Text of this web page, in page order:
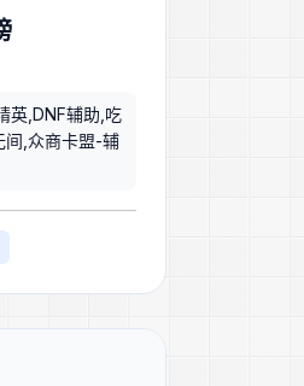
英,DNF辅助,吃
间,众商卡盟-辅